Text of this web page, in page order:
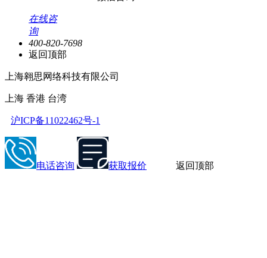
在线咨
询
400-820-7698
返回顶部
上海翱思网络科技有限公司
上海 香港 台湾
沪ICP备11022462号-1
电话咨询 获取报价 返回顶部